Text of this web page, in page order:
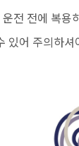
전 전에 복용
있어 주의하셔